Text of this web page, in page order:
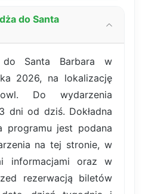
do Santa
do Santa Barbara w
2026, na lokalizację
Do wydarzenia
dni od dziś. Dokładna
programu jest podana
na tej stronie, w
informacjami oraz w
rezerwacją biletów